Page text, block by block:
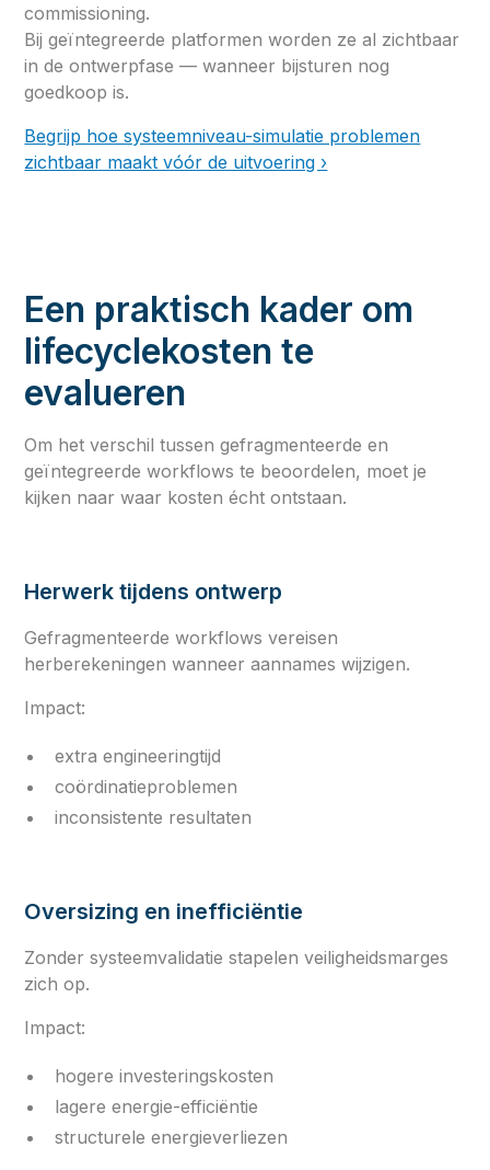
commissioning.
Bij geïntegreerde platformen worden ze al zichtbaar
in de ontwerpfase — wanneer bijsturen nog
goedkoop is.
Begrijp hoe systeemniveau-simulatie problemen
zichtbaar maakt vóór de uitvoering ›
Een praktisch kader om
lifecyclekosten te
evalueren
Om het verschil tussen gefragmenteerde en
geïntegreerde workflows te beoordelen, moet je
kijken naar waar kosten écht ontstaan.
Herwerk tijdens ontwerp
Gefragmenteerde workflows vereisen
herberekeningen wanneer aannames wijzigen.
Impact:
extra engineeringtijd
coördinatieproblemen
inconsistente resultaten
Oversizing en inefficiëntie
Zonder systeemvalidatie stapelen veiligheidsmarges
zich op.
Impact:
hogere investeringskosten
lagere energie-efficiëntie
structurele energieverliezen